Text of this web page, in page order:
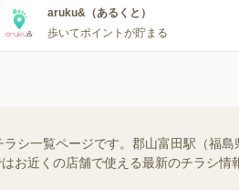
aruku&（あるくと）
歩いてポイントが貯まる
シ一覧ページです。郡山富田駅（福
お近くの店舗で使える最新のチラシ